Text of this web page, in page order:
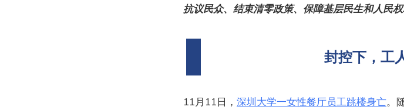
抗议民众、结束清零政策、保障基层民生和人民权
封控下，工
11月11日， 深圳大学一女性餐厅员工跳楼身亡。